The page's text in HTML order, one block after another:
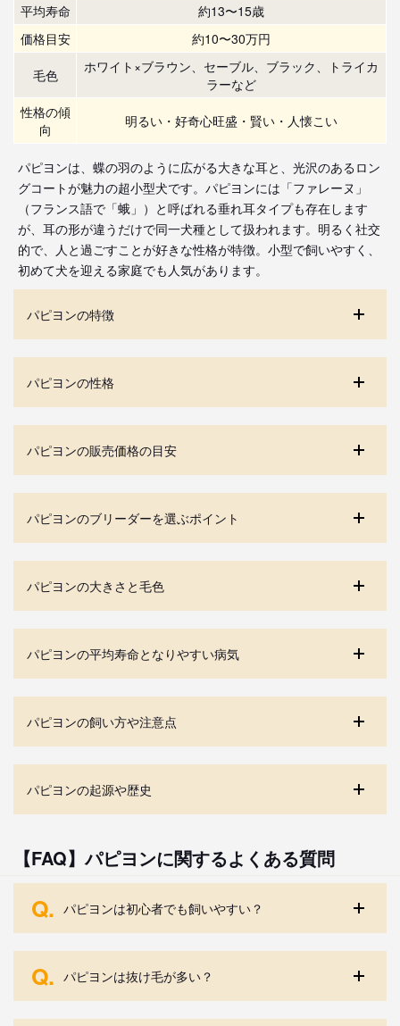
平均寿命
約13〜15歳
価格目安
約10〜30万円
毛色
ホワイト×ブラウン、セーブル、ブラック、トライカ
ラーなど
性格の傾
向
明るい・好奇心旺盛・賢い・人懐こい
パピヨンは、蝶の羽のように広がる大きな耳と、光沢のあるロン
グコートが魅力の超小型犬です。パピヨンには「ファレーヌ」
（フランス語で「蛾」）と呼ばれる垂れ耳タイプも存在します
が、耳の形が違うだけで同一犬種として扱われます。明るく社交
的で、人と過ごすことが好きな性格が特徴。小型で飼いやすく、
初めて犬を迎える家庭でも人気があります。
パピヨンの特徴
パピヨンの性格
パピヨンの販売価格の目安
パピヨンのブリーダーを選ぶポイント
パピヨンの大きさと毛色
パピヨンの平均寿命となりやすい病気
パピヨンの飼い方や注意点
パピヨンの起源や歴史
【FAQ】パピヨンに関するよくある質問
Q. パピヨンは初心者でも飼いやすい？
Q. パピヨンは抜け毛が多い？